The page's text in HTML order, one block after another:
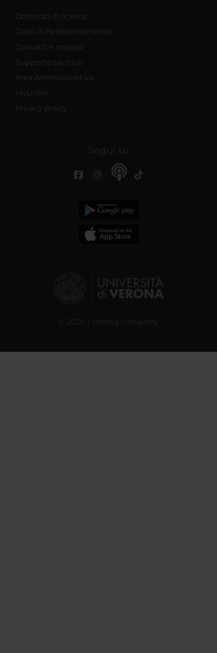
Dottorati di ricerca
Corsi di Perfezionamento
Contatti e mappa
Supporto tecnico
Area Amministrativa
MyUnivr
Privacy policy
Segui su
© 2026 | Verona University